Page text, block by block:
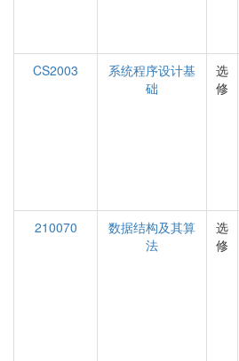
CS2003
系统程序设计基
础
选
修
210070
数据结构及其算
法
选
修